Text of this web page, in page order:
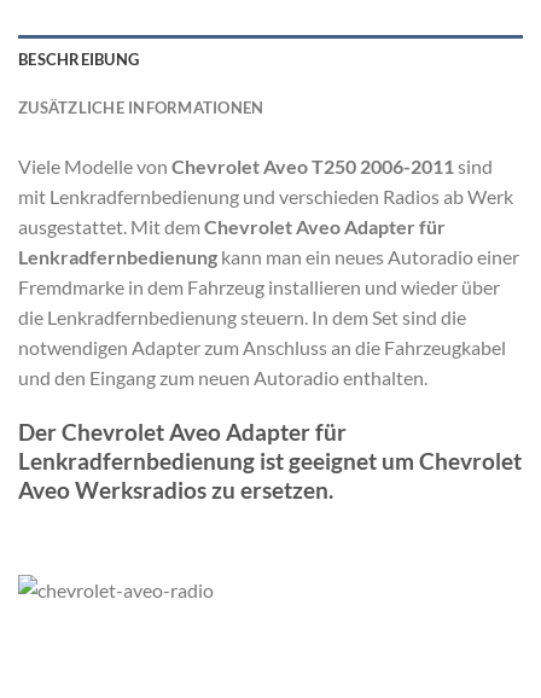
BESCHREIBUNG
ZUSÄTZLICHE INFORMATIONEN
Viele Modelle von Chevrolet Aveo T250 2006-2011sind
mit Lenkradfernbedienung und verschieden Radios ab Werk
ausgestattet. Mit dem Chevrolet Aveo Adapter für
Lenkradfernbedienung kann man ein neues Autoradio einer
Fremdmarke in dem Fahrzeug installieren und wieder über
die Lenkradfernbedienung steuern. In dem Set sind die
notwendigen Adapter zum Anschluss an die Fahrzeugkabel
und den Eingang zum neuen Autoradio enthalten.
Der Chevrolet Aveo Adapter für
Lenkradfernbedienung ist geeignet um Chevrolet
Aveo Werksradios zu ersetzen.